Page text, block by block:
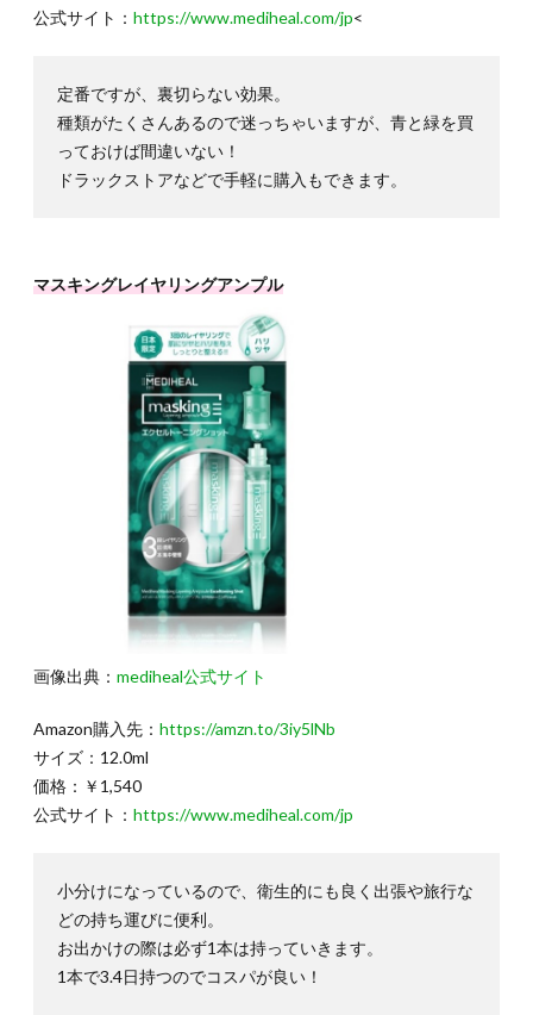
公式サイト： https://www.mediheal.com/jp<
定番ですが、裏切らない効果。
種類がたくさんあるので迷っちゃいますが、青と緑を買
っておけば間違いない！
ドラックストアなどで手軽に購入もできます。
マスキングレイヤリングアンプル
画像出典： mediheal公式サイト
Amazon購入先： https://amzn.to/3iy5lNb
サイズ：12.0ml
価格：￥1,540
公式サイト： https://www.mediheal.com/jp
小分けになっているので、衛生的にも良く出張や旅行な
どの持ち運びに便利。
お出かけの際は必ず1本は持っていきます。
1本で3.4日持つのでコスパが良い！